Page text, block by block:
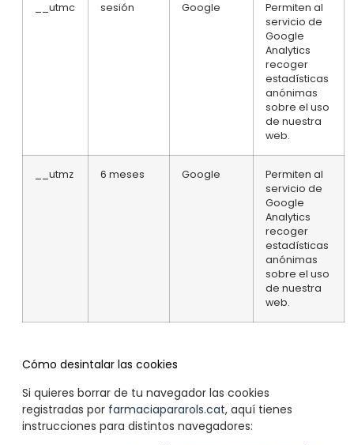
__utmc sesión Google
Permiten al
servicio de
Google
Analytics
recoger
estadísticas
anónimas
sobre el uso
de nuestra
web.
__utmz 6 meses Google
Permiten al
servicio de
Google
Analytics
recoger
estadísticas
anónimas
sobre el uso
de nuestra
web.
Cómo desintalar las cookies
Si quieres borrar de tu navegador las cookies
registradas por farmaciapararols.cat, aquí tienes
instrucciones para distintos navegadores: